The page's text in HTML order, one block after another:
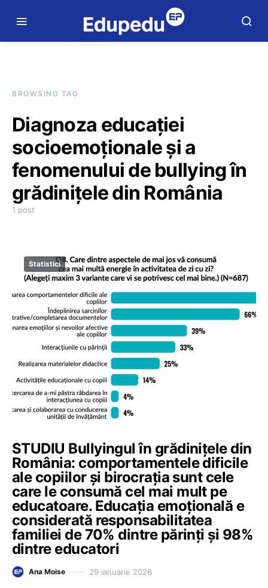
BROWSING TAG
Diagnoza educației
socioemoționale și a
fenomenului de bullying în
grădinițele din România
1 post
Statistici
STUDIU Bullyingul în grădinițele din
România: comportamentele dificile
ale copiilor și birocrația sunt cele
care le consumă cel mai mult pe
educatoare. Educația emoțională e
considerată responsabilitatea
familiei de 70% dintre părinți și 98%
dintre educatori
Ana Moise 29 ianuarie 2026